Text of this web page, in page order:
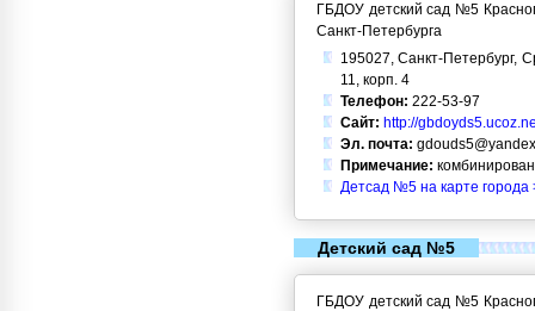
ГБДОУ детский сад №5
Санкт-Петербурга
195027, Санкт-Петербург,
11, корп. 4
Телефон: 222-53-97
Сайт: http://
Эл. почта:
Примечание:
Детсад №5 на карте города
Детский сад №5
ГБДОУ детский сад №5